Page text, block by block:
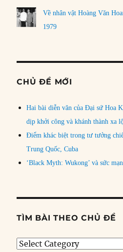
Về nhân vật Hoàng Văn
1979
CHỦ ĐỀ MỚI
Hai bài diễn văn của Đại sứ Hoa
dịp khởi công và khánh thành xa
Điểm khác biệt trong tư tưởng
Trung Quốc, Cuba
‘Black Myth: Wukong’ và sức
TÌM BÀI THEO CHỦ ĐỀ
Tìm